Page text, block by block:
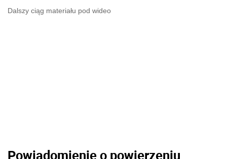
Dalszy ciąg materiału pod wideo
Powiadomienie o powierzeniu